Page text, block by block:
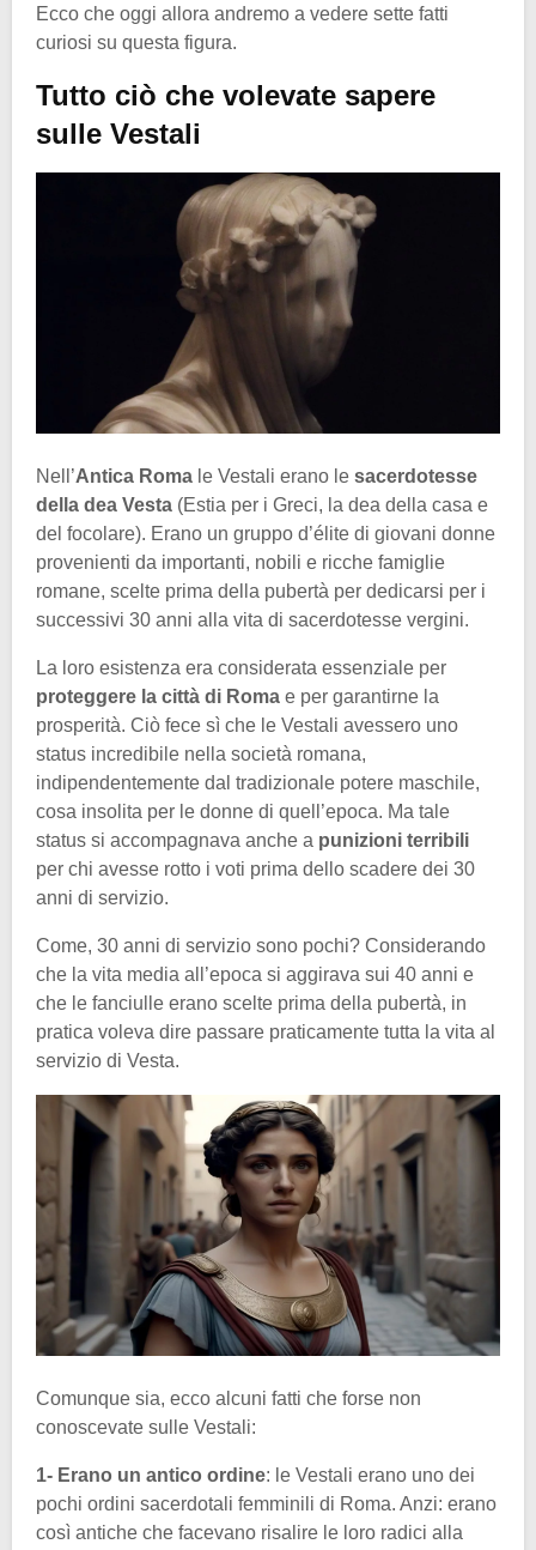
Ecco che oggi allora andremo a vedere sette fatti
curiosi su questa figura.
Tutto ciò che volevate sapere
sulle Vestali
Nell’Antica Roma le Vestali erano le sacerdotesse
della dea Vesta (Estia per i Greci, la dea della casa e
del focolare). Erano un gruppo d’élite di giovani donne
provenienti da importanti, nobili e ricche famiglie
romane, scelte prima della pubertà per dedicarsi per i
successivi 30 anni alla vita di sacerdotesse vergini.
La loro esistenza era considerata essenziale per
proteggere la città di Roma e per garantirne la
prosperità. Ciò fece sì che le Vestali avessero uno
status incredibile nella società romana,
indipendentemente dal tradizionale potere maschile,
cosa insolita per le donne di quell’epoca. Ma tale
status si accompagnava anche a punizioni terribili
per chi avesse rotto i voti prima dello scadere dei 30
anni di servizio.
Come, 30 anni di servizio sono pochi? Considerando
che la vita media all’epoca si aggirava sui 40 anni e
che le fanciulle erano scelte prima della pubertà, in
pratica voleva dire passare praticamente tutta la vita al
servizio di Vesta.
Comunque sia, ecco alcuni fatti che forse non
conoscevate sulle Vestali:
1- Erano un antico ordine: le Vestali erano uno dei
pochi ordini sacerdotali femminili di Roma. Anzi: erano
così antiche che facevano risalire le loro radici alla